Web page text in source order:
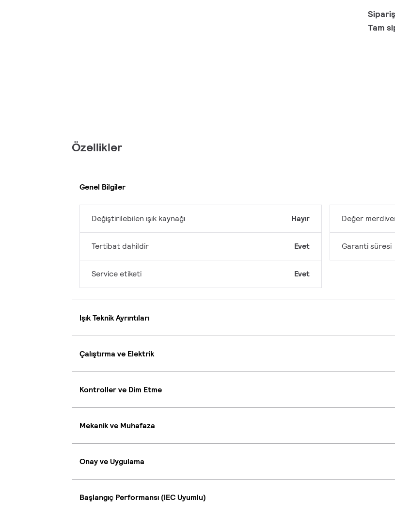
Tam
Özellikler
Genel Bilgiler
Değiştirilebilen ışık kaynağı Hayır
Tertibat dahildir Evet
Service etiketi Evet
Değer
Garanti süresi
Işık Teknik Ayrıntıları
Çalıştırma ve Elektrik
Kontroller ve Dim Etme
Mekanik ve Muhafaza
Onay ve Uygulama
Başlangıç Performansı (IEC Uyumlu)